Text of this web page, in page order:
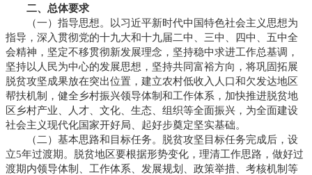
二、总体要求
（一）指导思想。以习近平新时代中国特色社会主义思想为
指导，深入贯彻党的十九大和十九届二中、三中、四中、五中全
会精神，坚定不移贯彻新发展理念，坚持稳中求进工作总基调，
坚持以人民为中心的发展思想，坚持共同富裕方向，将巩固拓展
脱贫攻坚成果放在突出位置，建立农村低收入人口和欠发达地区
帮扶机制，健全乡村振兴领导体制和工作体系，加快推进脱贫地
区乡村产业、人才、文化、生态、组织等全面振兴，为全面建设
社会主义现代化国家开好局、起好步奠定坚实基础。
（二）基本思路和目标任务。脱贫攻坚目标任务完成后，设
立5年过渡期。脱贫地区要根据形势变化，理清工作思路，做好过
渡期内领导体制、工作体系、发展规划、政策举措、考核机制等